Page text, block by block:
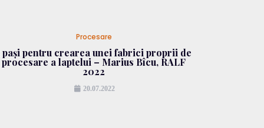
Procesare
pași pentru crearea unei fabrici proprii de
procesare a laptelui – Marius Bîcu, RALF
2022
20.07.2022